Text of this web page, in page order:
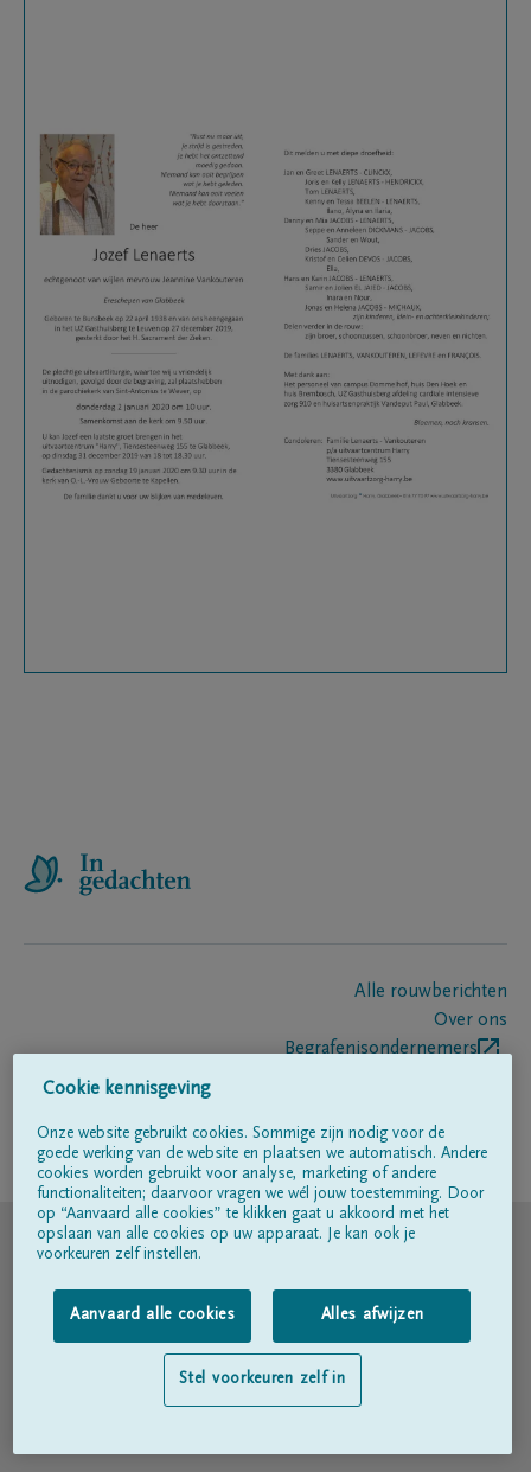
Alle rouwberichten
Over ons
Begrafenisondernemers
Volg ons op
© DELA
Gebruiksvoorwaarden
Privacyverklaring
Toegankelijkheidsverklaring
Cookie kennisgeving
Onze website gebruikt cookies. Sommige zijn nodig voor de
goede werking van de website en plaatsen we automatisch. Andere
cookies worden gebruikt voor analyse, marketing of andere
functionaliteiten; daarvoor vragen we wél jouw toestemming. Door
op “Aanvaard alle cookies” te klikken gaat u akkoord met het
opslaan van alle cookies op uw apparaat. Je kan ook je
voorkeuren zelf instellen.
Aanvaard alle cookies Alles afwijzen
Stel voorkeuren zelf in